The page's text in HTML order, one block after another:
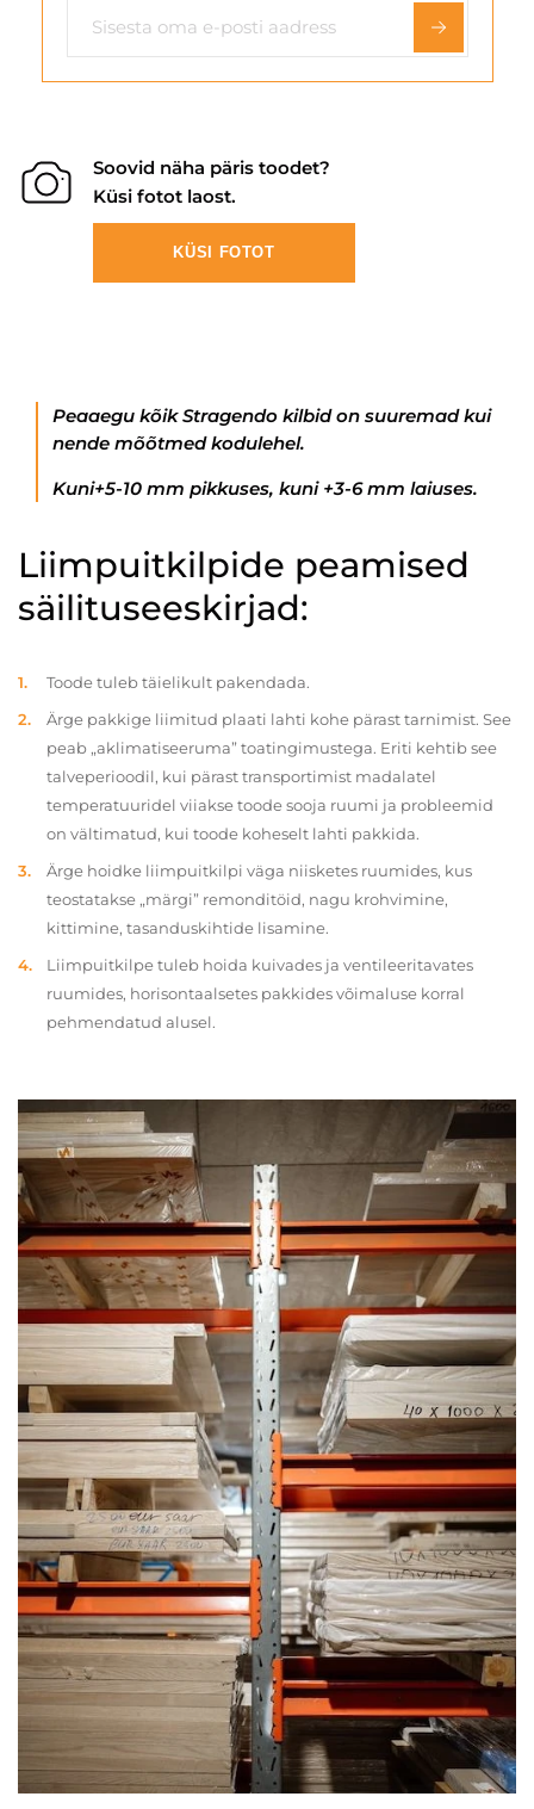
Soovid näha päris toodet?
Küsi fotot laost.
KÜSI FOTOT
Peaaegu kõik Stragendo kilbid on suuremad kui
nende mõõtmed kodulehel.
Kuni+5-10 mm pikkuses, kuni +3-6 mm laiuses.
Liimpuitkilpide peamised
säilituseeskirjad:
Toode tuleb täielikult pakendada.
Ärge pakkige liimitud plaati lahti kohe pärast tarnimist. See
peab „aklimatiseeruma” toatingimustega. Eriti kehtib see
talveperioodil, kui pärast transportimist madalatel
temperatuuridel viiakse toode sooja ruumi ja probleemid
on vältimatud, kui toode koheselt lahti pakkida.
Ärge hoidke liimpuitkilpi väga niisketes ruumides, kus
teostatakse „märgi” remonditöid, nagu krohvimine,
kittimine, tasanduskihtide lisamine.
Liimpuitkilpe tuleb hoida kuivades ja ventileeritavates
ruumides, horisontaalsetes pakkides võimaluse korral
pehmendatud alusel.